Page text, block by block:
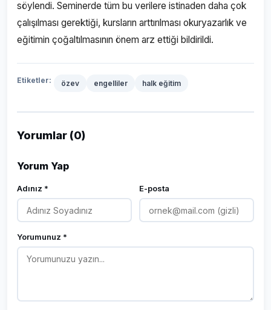
söylendi. Seminerde tüm bu verilere istinaden daha çok
çalışılması gerektiği, kursların arttırılması okuryazarlık ve
eğitimin çoğaltılmasının önem arz ettiği bildirildi.
Etiketler: özev engelliler halk eğitim
Yorumlar (0)
Yorum Yap
Adınız * E-posta
Yorumunuz *